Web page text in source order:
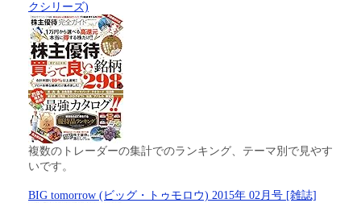
クシリーズ)
複数のトレーダーの集計でのランキング、テーマ別で見やす
いです。
BIG tomorrow (ビッグ・トゥモロウ) 2015年 02月号 [雑誌]